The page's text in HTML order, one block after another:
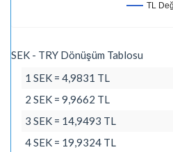
TL
SEK - TRY Dönüşüm Tablosu
1 SEK = 4,9831 TL
2 SEK = 9,9662 TL
3 SEK = 14,9493 TL
4 SEK = 19,9324 TL